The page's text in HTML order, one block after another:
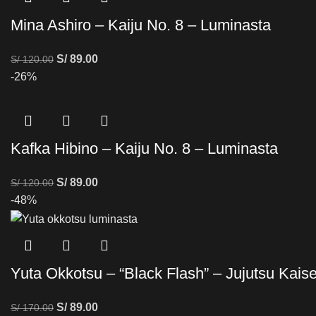
Mina Ashiro – Kaiju No. 8 – Luminasta
S/120.00 S/89.00
-26%
Kafka Hibino – Kaiju No. 8 – Luminasta
S/120.00 S/89.00
-48%
Yuta Okkotsu – “Black Flash” – Jujutsu
S/170.00 S/89.00